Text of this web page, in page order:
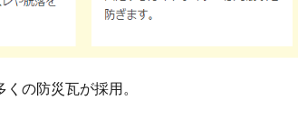
の防災瓦が採用。